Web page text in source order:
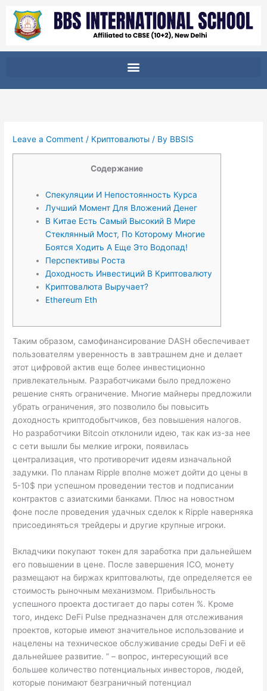
content
Leave a Comment / Криптовалюты / By BBSIS
Содержание
Спекуляции И Непостоянность Курса
Лучший Момент Для Вложений Денег
В Китае Есть Самый Высокий В Мире
Стеклянный Мост, По Которому Многие
Боятся Ходить А Еще Это Водопад!
Перспективы Роста
Доходность Инвестиций В Криптовалюту
Криптовалюта Выручает?
Ethereum Eth
Таким образом, самофинансирование DASH обеспечивает
пользователям уверенность в завтрашнем дне и делает
этот цифровой актив еще более инвестиционно
привлекательным. Разработчиками было предложено
решение снять ограничение. Многие майнеры предложили
убрать ограничения, это позволило бы повысить
доходность криптодобытчиков, без повышения налогов.
Но разработчики Bitcoin отклонили идею, так как из-за нее
с сети вышли бы мелкие игроки, появилась
централизация, что противоречит идеям изначальной
задумки. По планам Ripple вполне может дойти до цены в
5-10$ при успешном проведении тестов и подписании
контрактов с азиатскими банками. Плюс на новостном
фоне после проведения удачных сделок к Ripple наверняка
присоединяться трейдеры и другие крупные игроки.
Вкладчики покупают токен для заработка при дальнейшем
его повышении в цене. После завершения ICO, монету
размещают на биржах криптовалюты, где определяется ее
стоимость рыночным механизмом. Прибыльность
успешного проекта достигает до пары сотен %. Кроме
того, индекс DeFi Pulse предназначен для отслеживания
проектов, которые имеют значительное использование и
нацелены на техническое обслуживание среды DeFi и её
дальнейшее развитие. ” – вопрос, интересующий все
большее количество потенциальных инвесторов, людей,
которые понимают безграничный потенциал